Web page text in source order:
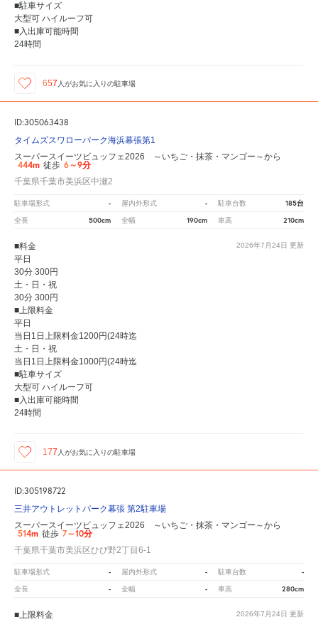
■駐車サイズ
大型可 ハイルーフ可
■入出庫可能時間
24時間
657 人がお気に入りの駐車場
ID:305063438
タイムズスワローパーク海浜幕張第1
スーパースイーツビュッフェ2026 ～いちご・抹茶・マンゴー～から
444m 徒歩 6～9分
千葉県千葉市美浜区中瀬2
駐車場形式 - 屋内外形式 - 駐車台数 185台
全長 500cm 全幅 190cm 車高 210cm
2026年7月24日 更新
■料金
平日
30分 300円
土・日・祝
30分 300円
■上限料金
平日
当日1日上限料金1200円(24時迄
土・日・祝
当日1日上限料金1000円(24時迄
■駐車サイズ
大型可 ハイルーフ可
■入出庫可能時間
24時間
177 人がお気に入りの駐車場
ID:305198722
三井アウトレットパーク幕張 第2駐車場
スーパースイーツビュッフェ2026 ～いちご・抹茶・マンゴー～から
514m 徒歩 7～10分
千葉県千葉市美浜区ひび野2丁目6-1
駐車場形式 - 屋内外形式 - 駐車台数 -
全長 - 全幅 - 車高 280cm
2026年7月24日 更新
■上限料金